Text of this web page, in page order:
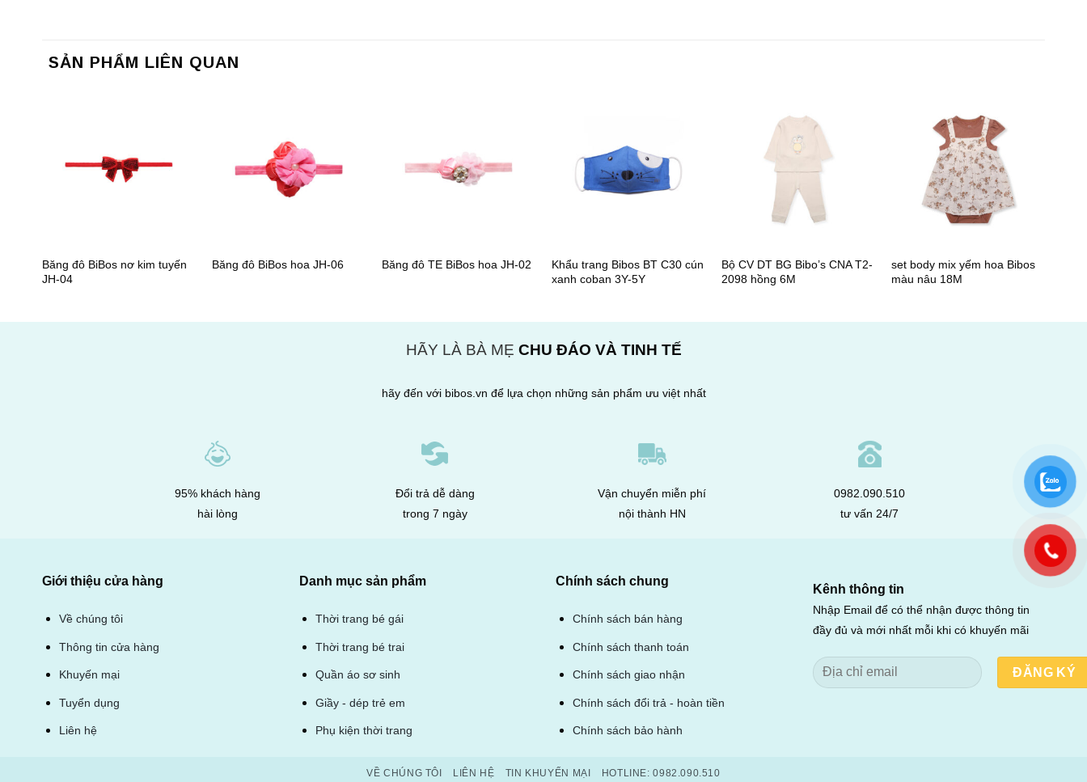
SẢN PHẨM LIÊN QUAN
Băng đô BiBos nơ kim tuyến
JH-04
Băng đô BiBos hoa JH-06 Băng đô TE BiBos hoa JH-02
Khẩu trang Bibos BT C30 cún
xanh coban 3Y-5Y
Bộ CV DT BG Bibo’s CNA T2-
2098 hồng 6M
set body mix yếm hoa Bibos
màu nâu 18M
HÃY LÀ BÀ MẸ CHU ĐÁO VÀ TINH TẾ
hãy đến với bibos.vn để lựa chọn những sản phẩm ưu việt nhất
95% khách hàng
hài lòng
Đổi trả dễ dàng
trong 7 ngày
Vận chuyển miễn phí
nội thành HN
0982.090.510
tư vấn 24/7
Giới thiệu cửa hàng
Về chúng tôi
Thông tin cửa hàng
Khuyến mại
Tuyển dụng
Liên hệ
Danh mục sản phẩm
Thời trang bé gái
Thời trang bé trai
Quần áo sơ sinh
Giầy - dép trẻ em
Phụ kiện thời trang
Chính sách chung
Chính sách bán hàng
Chính sách thanh toán
Chính sách giao nhận
Chính sách đổi trả - hoàn tiền
Chính sách bảo hành
Kênh thông tin
Nhập Email để có thể nhận được thông tin
đầy đủ và mới nhất mỗi khi có khuyến mãi
VỀ CHÚNG TÔI LIÊN HỆ TIN KHUYẾN MẠI HOTLINE: 0982.090.510